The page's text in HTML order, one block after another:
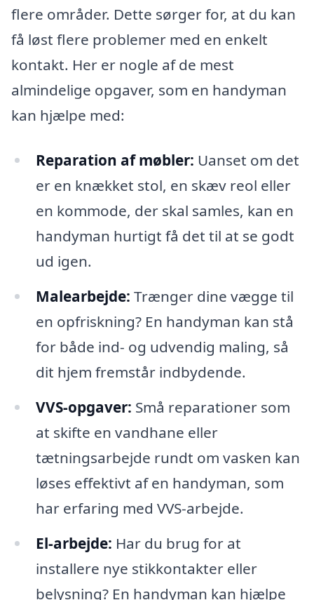
flere områder. Dette sørger for, at du kan
få løst flere problemer med en enkelt
kontakt. Her er nogle af de mest
almindelige opgaver, som en handyman
kan hjælpe med:
Reparation af møbler: Uanset om det
er en knækket stol, en skæv reol eller
en kommode, der skal samles, kan en
handyman hurtigt få det til at se godt
ud igen.
Malearbejde: Trænger dine vægge til
en opfriskning? En handyman kan stå
for både ind- og udvendig maling, så
dit hjem fremstår indbydende.
VVS-opgaver: Små reparationer som
at skifte en vandhane eller
tætningsarbejde rundt om vasken kan
løses effektivt af en handyman, som
har erfaring med VVS-arbejde.
El-arbejde: Har du brug for at
installere nye stikkontakter eller
belysning? En handyman kan hjælpe